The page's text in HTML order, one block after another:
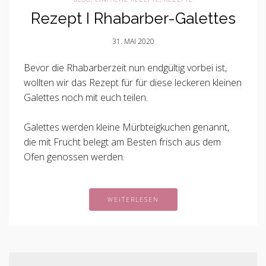
Rezept I Rhabarber-Galettes
31. MAI 2020
Bevor die Rhabarberzeit nun endgültig vorbei ist,
wollten wir das Rezept für für diese leckeren kleinen
Galettes noch mit euch teilen.
Galettes werden kleine Mürbteigkuchen genannt,
die mit Frucht belegt am Besten frisch aus dem
Ofen genossen werden.
WEITERLESEN